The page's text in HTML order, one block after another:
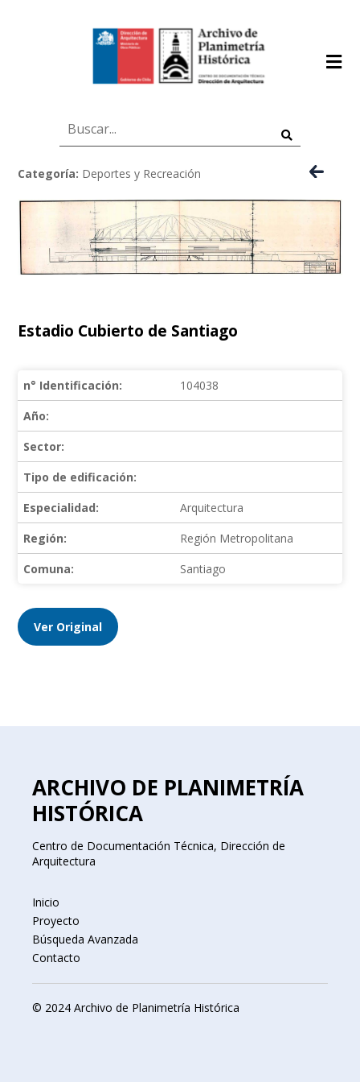
Categoría: Deportes y Recreación
Estadio Cubierto de Santiago
n° Identificación:
104038
Año:
Sector:
Tipo de edificación:
Especialidad:
Arquitectura
Región:
Región Metropolitana
Comuna:
Santiago
Ver Original
ARCHIVO DE PLANIMETRÍA
HISTÓRICA
Centro de Documentación Técnica, Dirección de
Arquitectura
Inicio
Proyecto
Búsqueda Avanzada
Contacto
© 2024 Archivo de Planimetría Histórica